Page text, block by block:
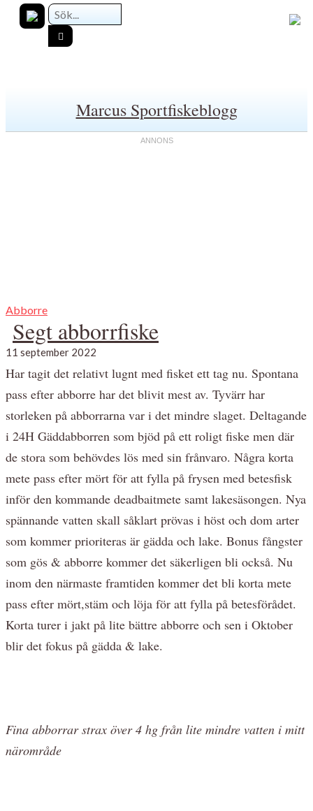
Marcus Sportfiskeblogg
Abborre
Segt abborrfiske
11 september 2022
Har tagit det relativt lugnt med fisket ett tag nu. Spontana
pass efter abborre har det blivit mest av. Tyvärr har
storleken på abborrarna var i det mindre slaget. Deltagande
i 24H Gäddabborren som bjöd på ett roligt fiske men där
de stora som behövdes lös med sin frånvaro. Några korta
mete pass efter mört för att fylla på frysen med betesfisk
inför den kommande deadbaitmete samt lakesäsongen. Nya
spännande vatten skall såklart prövas i höst och dom arter
som kommer prioriteras är gädda och lake. Bonus fångster
som gös & abborre kommer det säkerligen bli också. Nu
inom den närmaste framtiden kommer det bli korta mete
pass efter mört,stäm och löja för att fylla på betesförådet.
Korta turer i jakt på lite bättre abborre och sen i Oktober
blir det fokus på gädda & lake.
Fina abborrar strax över 4 hg från lite mindre vatten i mitt
närområde